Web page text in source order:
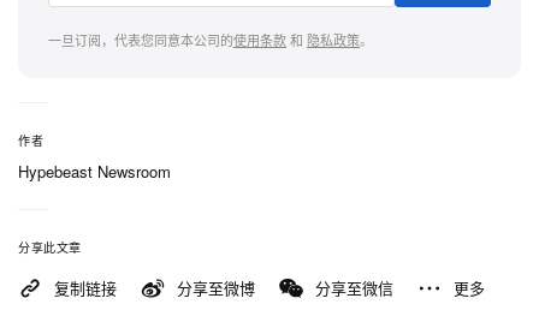
「《Sacrifices》是一堂凝聚创意能量的示范级作
挥，录音内外不断涌现灵感与妙思。」
《PROLIFIC》
品 ，同时立即于各大串流平台循环播放
一旦订阅，代表您同意本公司的使用条款和 隐私政策。
作者
Hypebeast Newsroom
分享此文章
复制链接 分享至微博 分享至微信 更多